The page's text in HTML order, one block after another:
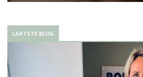
LAATSTE BLOG